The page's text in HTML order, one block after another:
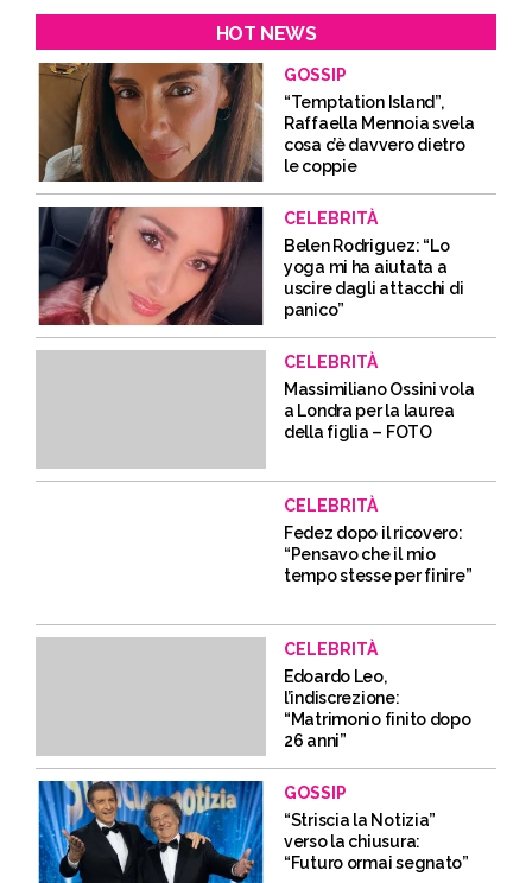
HOT NEWS
GOSSIP
“Temptation Island”,
Raffaella Mennoia svela
cosa c’è davvero dietro
le coppie
CELEBRITÀ
Belen Rodriguez: “Lo
yoga mi ha aiutata a
uscire dagli attacchi di
panico”
CELEBRITÀ
Massimiliano Ossini vola
a Londra per la laurea
della figlia – FOTO
CELEBRITÀ
Fedez dopo il ricovero:
“Pensavo che il mio
tempo stesse per finire”
CELEBRITÀ
Edoardo Leo,
l’indiscrezione:
“Matrimonio finito dopo
26 anni”
GOSSIP
“Striscia la Notizia”
verso la chiusura:
“Futuro ormai segnato”